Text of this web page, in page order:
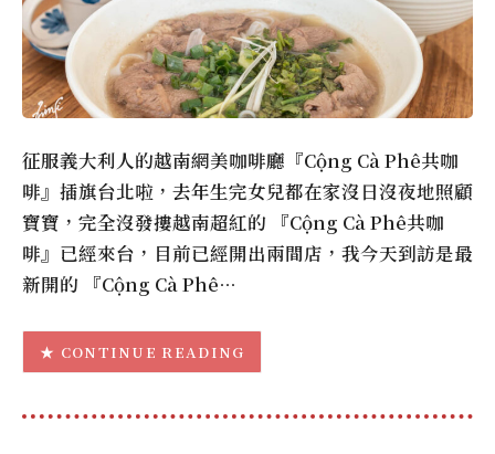
征服義大利人的越南網美咖啡廳『Cộng Cà Phê共咖
啡』插旗台北啦，去年生完女兒都在家沒日沒夜地照顧
寶寶，完全沒發摟越南超紅的 『Cộng Cà Phê共咖
啡』已經來台，目前已經開出兩間店，我今天到訪是最
新開的 『Cộng Cà Phê…
CONTINUE READING